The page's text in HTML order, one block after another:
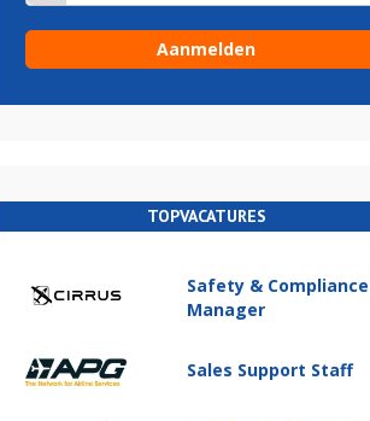
TOPVACATURES
Safety & Compliance
Manager
Sales Support Staff